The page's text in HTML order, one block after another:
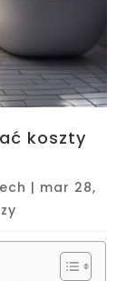
koszty
| mar 28,